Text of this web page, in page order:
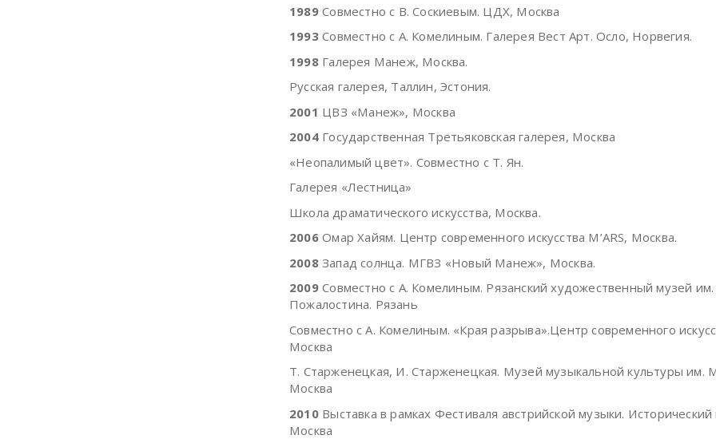
1989Совместно с В. Соскиевым. ЦДХ, Москва
1993Совместно с А. Комелиным. Галерея Вест Арт. Осло, Норвегия.
1998Галерея Манеж, Москва.
Русская галерея, Таллин, Эстония.
2001 ЦВЗ «Манеж», Москва
2004Государственная Третьяковская галерея, Москва
«Неопалимый цвет». Совместно с Т. Ян.
Галерея «Лестница»
Школа драматического искусства, Москва.
2006Омар Хайям. Центр современного искусства M’ARS, Москва.
2008 Запад солнца. МГВЗ «Новый Манеж», Москва.
2009Совместно с А. Комелиным. Рязанский художественный музей
Пожалостина. Рязань
Совместно с А. Комелиным. «Края разрыва».Центр современного
Москва
Т. Старженецкая, И. Старженецкая. Музей музыкальной культуры им.
Москва
2010Выставка в рамках Фестиваля австрийской музыки. Исторический
Москва